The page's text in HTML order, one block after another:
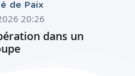
de Paix
20:26
dans un